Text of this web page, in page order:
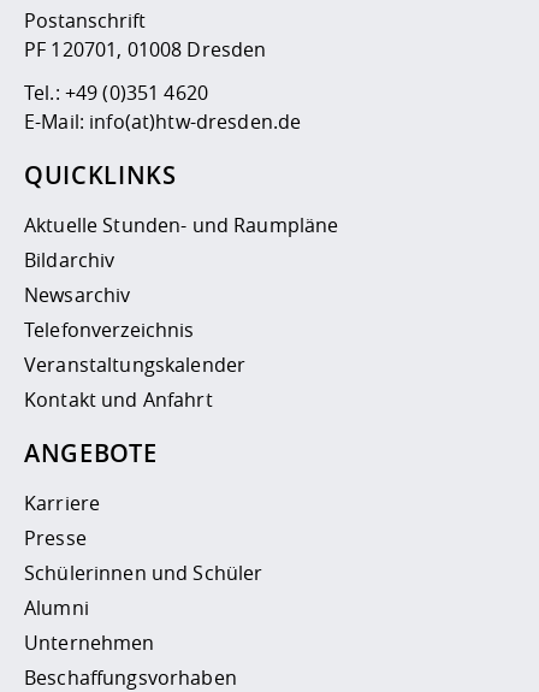
Postanschrift
PF 120701, 01008 Dresden
Tel.: +49 (0)351 4620
E-Mail: info(at)htw-dresden.de
QUICKLINKS
Aktuelle Stunden- und Raumpläne
Bildarchiv
Newsarchiv
Telefonverzeichnis
Veranstaltungskalender
Kontakt und Anfahrt
ANGEBOTE
Karriere
Presse
Schülerinnen und Schüler
Alumni
Unternehmen
Beschaffungsvorhaben